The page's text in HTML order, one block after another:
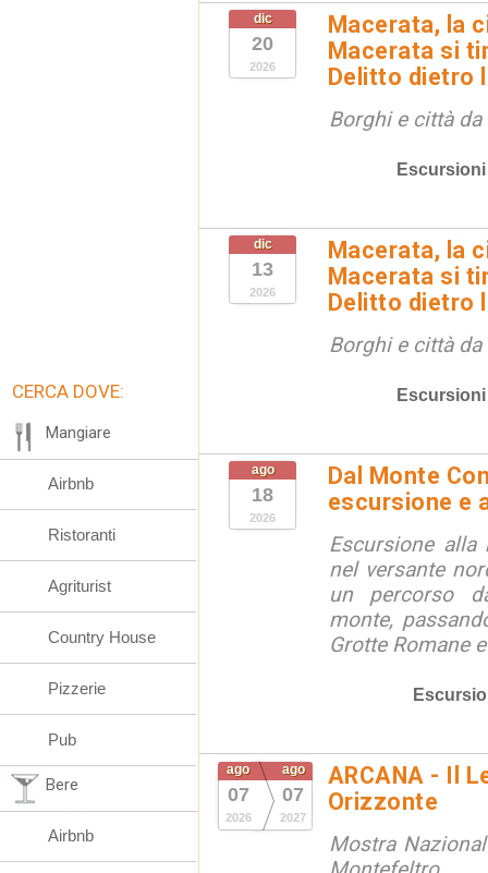
dic
20
2026
Macerata, la
Macerata si
Delitto dietro
Borghi e città
Escursioni
dic
13
2026
Macerata, la
Macerata si
Delitto dietro
Borghi e città
Escursioni
ago
18
2026
Dal Monte
escursione e
Escursione
nel versante
un percorso
monte,
Grotte Romane
ago
07
2026
ago
07
2027
ARCANA - Il
Orizzonte
Mostra
CERCA DOVE:
Mangiare
Airbnb
Ristoranti
Agriturist
Country House
Pizzerie
Pub
Bere
Airbnb